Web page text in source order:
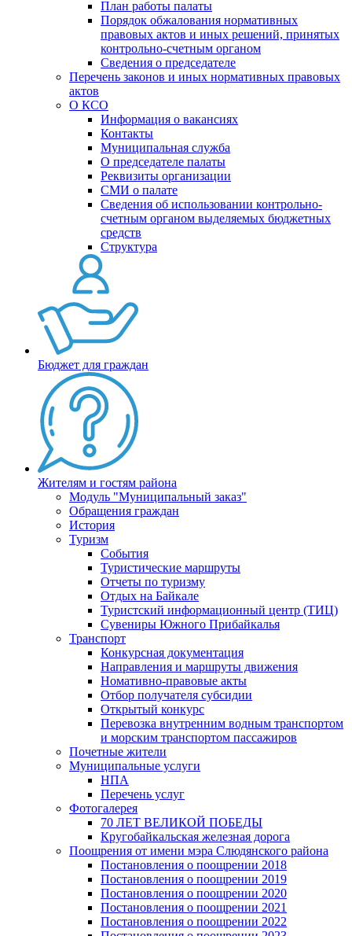
План работы палаты
Порядок обжалования нормативных
правовых актов и иных решений, принятых
контрольно-счетным органом
Сведения о председателе
Перечень законов и иных нормативных правовых
актов
О КСО
Информация о вакансиях
Контакты
Муниципальная служба
О председателе палаты
Реквизиты организации
СМИ о палате
Сведения об использовании контрольно-
счетным органом выделяемых бюджетных
средств
Структура
Бюджет для граждан
Жителям и гостям района
Модуль "Муниципальный заказ"
Обращения граждан
История
Туризм
События
Туристические маршруты
Отчеты по туризму
Отдых на Байкале
Туристский информационный центр (ТИЦ)
Сувениры Южного Прибайкалья
Транспорт
Конкурсная документация
Направления и маршруты движения
Номативно-правовые акты
Отбор получателя субсидии
Открытый конкурс
Перевозка внутренним водным транспортом
и морским транспортом пассажиров
Почетные жители
Муниципальные услуги
НПА
Перечень услуг
Фотогалерея
70 ЛЕТ ВЕЛИКОЙ ПОБЕДЫ
Кругобайкальская железная дорога
Поощрения от имени мэра Слюдянского района
Постановления о поощрении 2018
Постановления о поощрении 2019
Постановления о поощрении 2020
Постановления о поощрении 2021
Постановления о поощрении 2022